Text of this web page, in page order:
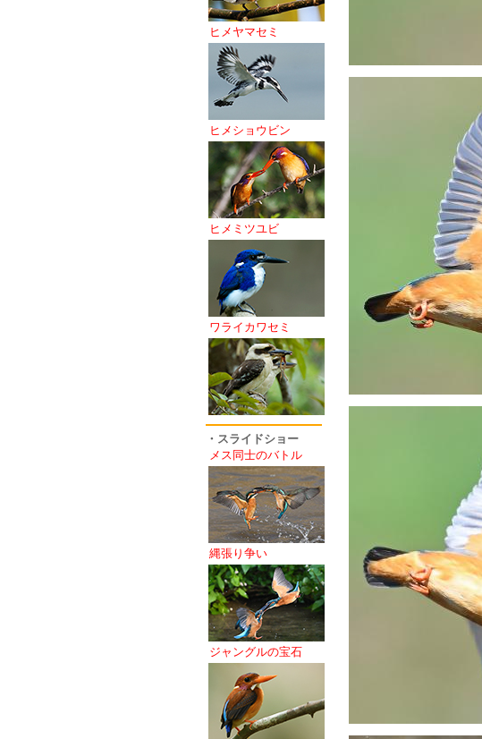
ヒメヤマセミ
ヒメショウビン
ヒメミツユビ
ワライカワセミ
・スライドショー
メス同士のバトル
縄張り争い
ジャングルの宝石